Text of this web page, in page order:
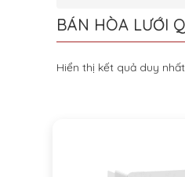
BÁN HÒA LƯỚI
Hiển thị kết quả duy nhất